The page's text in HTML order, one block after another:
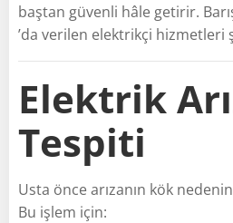
baştan güvenli hâle getirir.
’da verilen elektrikçi hizmetleri
Elektrik
Tespiti
Usta önce arızanın kök
Bu işlem için: